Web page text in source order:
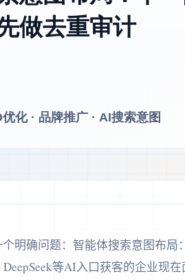
明确问题：智能体搜索意图布
等AI入口获客的企业现